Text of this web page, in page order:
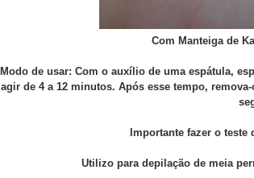
Com Manteiga de
Modo de usar: Com o auxílio de uma espátula,
agir de 4 a 12 minutos. Após esse tempo,
Importante fazer o
Utilizo para depilação de meia